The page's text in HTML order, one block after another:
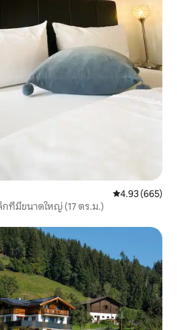
คะแนนเฉลี่ย
4.93 (665)
ที่มีขนาดใหญ่ (17 ตร.ม.)